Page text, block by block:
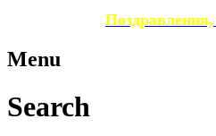
Menu
Search